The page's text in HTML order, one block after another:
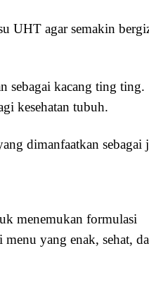
UHT agar semakin
sebagai kacang ting ting.
kesehatan tubuh.
dimanfaatkan sebagai
menemukan formulasi
yang enak, sehat,